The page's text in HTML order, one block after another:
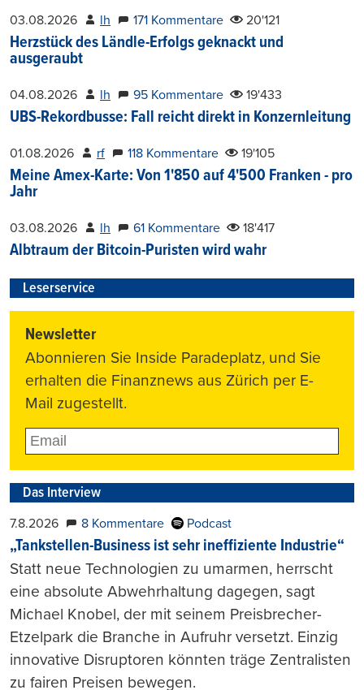
03.08.2026 lh 171 Kommentare 20'121
Herzstück des Ländle-Erfolgs geknackt und
ausgeraubt
04.08.2026 lh 95 Kommentare 19'433
UBS-Rekordbusse: Fall reicht direkt in Konzernleitung
01.08.2026 rf 118 Kommentare 19'105
Meine Amex-Karte: Von 1'850 auf 4'500 Franken - pro
Jahr
03.08.2026 lh 61 Kommentare 18'417
Albtraum der Bitcoin-Puristen wird wahr
Leserservice
Newsletter
Abonnieren Sie Inside Paradeplatz, und Sie
erhalten die Finanznews aus Zürich per E-
Mail zugestellt.
Das Interview
7.8.2026 8 Kommentare Podcast
„Tankstellen-Business ist sehr ineffiziente Industrie“
Statt neue Technologien zu umarmen, herrscht
eine absolute Abwehrhaltung dagegen, sagt
Michael Knobel, der mit seinem Preisbrecher-
Etzelpark die Branche in Aufruhr versetzt. Einzig
innovative Disruptoren könnten träge Zentralisten
zu fairen Preisen bewegen.